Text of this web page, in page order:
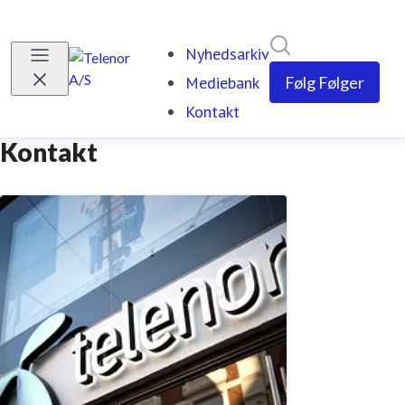
Nyhedsarkiv
Mediebank
Kontakt
Følg Følger
Kontakt